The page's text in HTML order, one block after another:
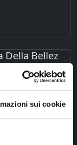
sui cookie
Della Bellez